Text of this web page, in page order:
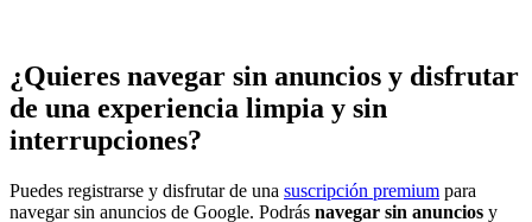
¿Quieres navegar sin anuncios y disfrutar
de una experiencia limpia y sin
interrupciones?
Puedes registrarse y disfrutar de una suscripción premium para
navegar sin anuncios de Google. Podrás navegar sin anuncios y